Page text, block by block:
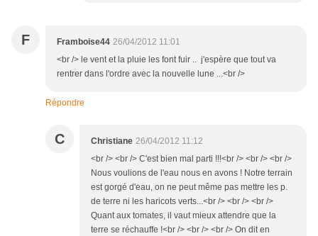
F Framboise44 26/04/2012 11:01
<br /> le vent et la pluie les font fuir .. j'espère que tout va
rentrer dans l'ordre avec la nouvelle lune ...<br />
Répondre
C Christiane 26/04/2012 11:12
<br /> <br /> C'est bien mal parti !!!<br /> <br /> <br />
Nous voulions de l'eau nous en avons ! Notre terrain
est gorgé d'eau, on ne peut même pas mettre les p.
de terre ni les haricots verts...<br /> <br /> <br />
Quant aux tomates, il vaut mieux attendre que la
terre se réchauffe !<br /> <br /> <br /> On dit en